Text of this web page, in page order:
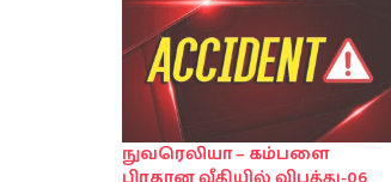
நுவரெலியா – கம்பளை